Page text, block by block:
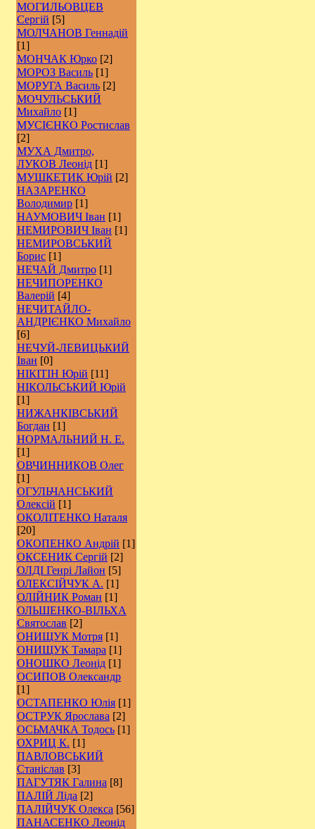
МОГИЛЬОВЦЕВ
Сергій [5]
МОЛЧАНОВ Геннадій
[1]
МОНЧАК Юрко [2]
МОРОЗ Василь [1]
МОРУГА Василь [2]
МОЧУЛЬСЬКИЙ
Михайло [1]
МУСІЄНКО Ростислав
[2]
МУХА Дмитро,
ЛУКОВ Леонід [1]
МУШКЕТИК Юрій [2]
НАЗАРЕНКО
Володимир [1]
НАУМОВИЧ Іван [1]
НЕМИРОВИЧ Іван [1]
НЕМИРОВСЬКИЙ
Борис [1]
НЕЧАЙ Дмитро [1]
НЕЧИПОРЕНКО
Валерій [4]
НЕЧИТАЙЛО-
АНДРІЄНКО Михайло
[6]
НЕЧУЙ-ЛЕВИЦЬКИЙ
Іван [0]
НІКІТІН Юрій [11]
НІКОЛЬСЬКИЙ Юрій
[1]
НИЖАНКІВСЬКИЙ
Богдан [1]
НОРМАЛЬНИЙ Н. Е.
[1]
ОВЧИННИКОВ Олег
[1]
ОГУЛЬЧАНСЬКИЙ
Олексій [1]
ОКОЛІТЕНКО Наталя
[20]
ОКОПЕНКО Андрій [1]
ОКСЕНИК Сергій [2]
ОЛДІ Генрі Лайон [5]
ОЛЕКСІЙЧУК А. [1]
ОЛІЙНИК Роман [1]
ОЛЬШЕНКО-ВІЛЬХА
Святослав [2]
ОНИЩУК Мотря [1]
ОНИЩУК Тамара [1]
ОНОШКО Леонід [1]
ОСИПОВ Олександр
[1]
ОСТАПЕНКО Юлія [1]
ОСТРУК Ярослава [2]
ОСЬМАЧКА Тодось [1]
ОХРИЦ К. [1]
ПАВЛОВСЬКИЙ
Станіслав [3]
ПАГУТЯК Галина [8]
ПАЛІЙ Ліда [2]
ПАЛІЙЧУК Олекса [56]
ПАНАСЕНКО Леонід